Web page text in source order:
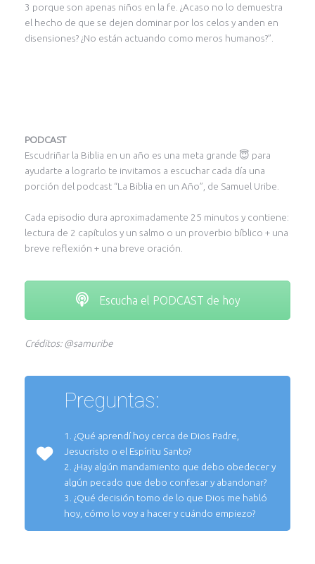
3 porque son apenas niños en la fe. ¿Acaso no lo demuestra
el hecho de que se dejen dominar por los celos y anden en
disensiones? ¿No están actuando como meros humanos?”.
PODCAST
Escudriñar la Biblia en un año es una meta grande 😇 para
ayudarte a lograrlo te invitamos a escuchar cada día una
porción del podcast “La Biblia en un Año”, de Samuel Uribe.
Cada episodio dura aproximadamente 25 minutos y contiene:
lectura de 2 capítulos y un salmo o un proverbio bíblico + una
breve reflexión + una breve oración.
Escucha el PODCAST de hoy
Créditos: @samuribe
Preguntas:
1. ¿Qué aprendí hoy cerca de Dios Padre,
Jesucristo o el Espíritu Santo?
2. ¿Hay algún mandamiento que debo obedecer y
algún pecado que debo confesar y abandonar?
3. ¿Qué decisión tomo de lo que Dios me habló
hoy, cómo lo voy a hacer y cuándo empiezo?